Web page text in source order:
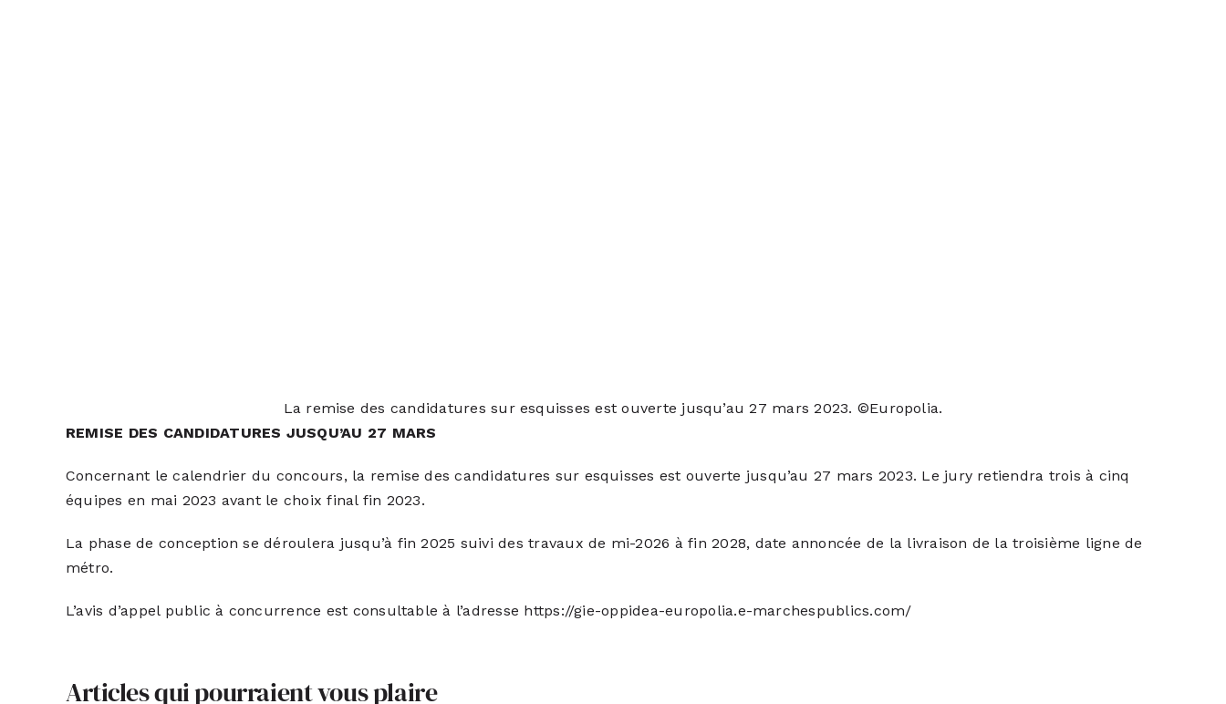
La remise des candidatures sur esquisses est ouverte jusqu’au 27 mars 2023. ©Europolia.
REMISE DES CANDIDATURES JUSQU’AU 27 MARS
Concernant le calendrier du concours, la remise des candidatures sur esquisses est ouverte jusqu’au 27 mars 2023. Le jury retiendra trois à cinq
équipes en mai 2023 avant le choix final fin 2023.
La phase de conception se déroulera jusqu’à fin 2025 suivi des travaux de mi-2026 à fin 2028, date annoncée de la livraison de la troisième ligne de
métro.
L’avis d’appel public à concurrence est consultable à l’adresse https://gie-oppidea-europolia.e-marchespublics.com/
Articles qui pourraient vous plaire